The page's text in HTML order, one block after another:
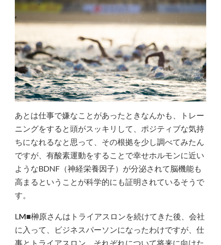
あとは仕事で嫌なことがあったときなんかも、トレー
ニングをすると頭がスッキリして、ポジティブな気持
ちになれるなと思って、その根拠を少し調べてみたん
ですが、有酸素運動をすることで幸せホルモンに近い
ようなBDNF（神経栄養因子）が分泌されて脳機能も
高まるということが科学的にも証明されているそうで
す。
LM■榊原さんはトライアスロンを続けてきた後、会社
に入って、ビジネスパーソンになったわけですが、仕